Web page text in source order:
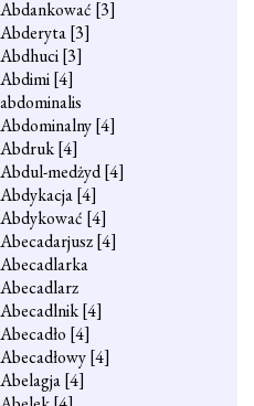
Abdankować [3]
Abderyta[3]
Abdhuci[3]
Abdimi[4]
abdominalis
Abdominalny[4]
Abdruk[4]
Abdul-medżyd[4]
Abdykacja[4]
Abdykować [4]
Abecadarjusz[4]
Abecadlarka
Abecadlarz
Abecadlnik[4]
Abecadło [4]
Abecadłowy[4]
Abelagja[4]